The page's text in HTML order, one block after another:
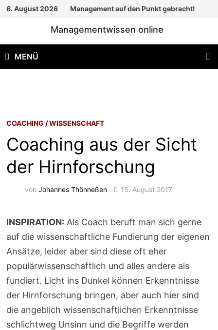
Zum
6. August 2026 Management auf den Punkt gebracht!
Managementwissen online
MENÜ
COACHING /WISSENSCHAFT
Coaching aus der Sicht
der Hirnforschung
vonJohannes Thönneßen 15. August 2017
INSPIRATION: Als Coach beruft man sich gerne
auf die wissenschaftliche Fundierung der eigenen
Ansätze, leider aber sind diese oft eher
populärwissenschaftlich und alles andere als
fundiert. Licht ins Dunkel können Erkenntnisse
der Hirnforschung bringen, aber auch hier sind
die angeblich wissenschaftlichen Erkenntnisse
schlichtweg Unsinn und die Begriffe werden